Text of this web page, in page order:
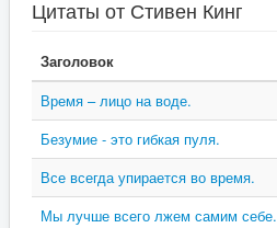
Цитаты от Стивен Кинг
Заголовок
Время – лицо на воде.
Безумие - это гибкая пуля.
Все всегда упирается во время.
Мы лучше всего лжем самим себе.